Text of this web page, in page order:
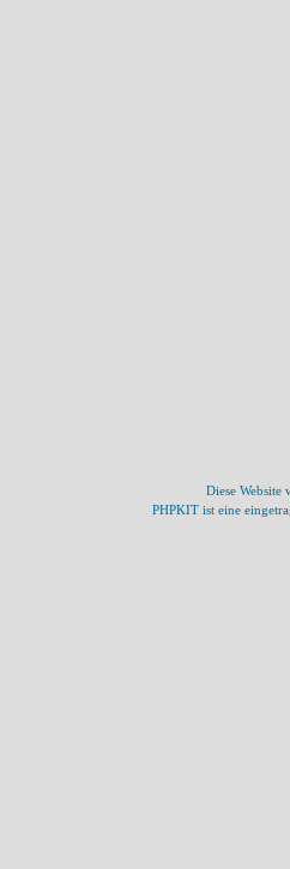
Diese Website
PHPKIT ist eine